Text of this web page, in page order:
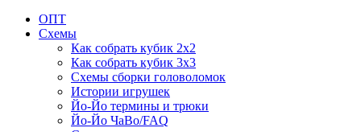
ОПТ
Схемы
Как собрать кубик 2х2
Как собрать кубик 3х3
Схемы сборки головоломок
Истории игрушек
Йо-Йо термины и трюки
Йо-Йо ЧаВо/FAQ